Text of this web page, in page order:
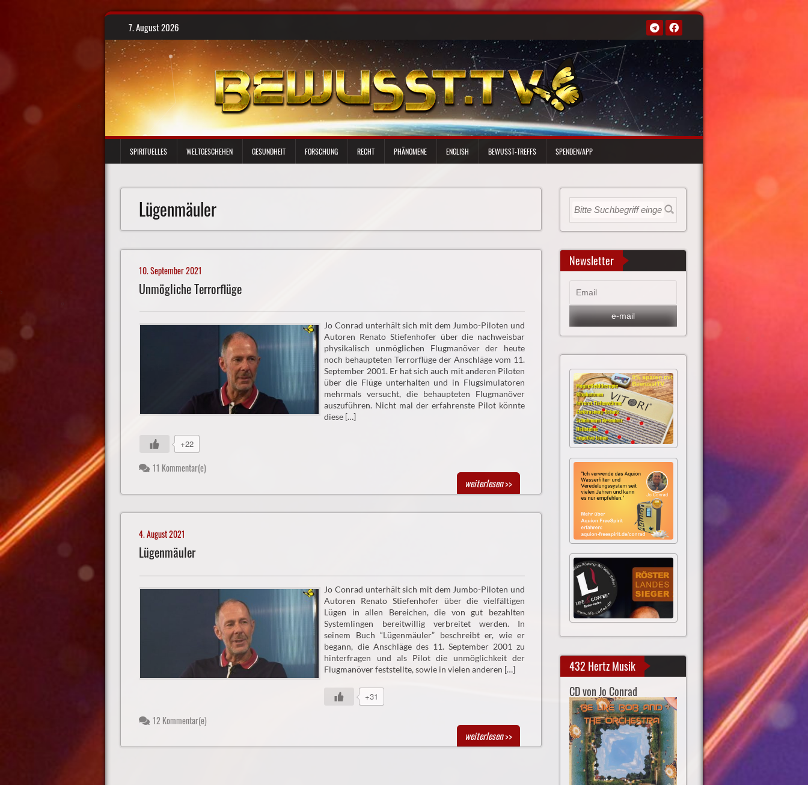
Skip
content
7. August 2026
SPIRITUELLES WELTGESCHEHEN GESUNDHEIT FORSCHUNG RECHT PHÄNOMENE ENGLISH BEWUSST-TREFFS SPENDEN/APP
Lügenmäuler
10. September 2021
Unmögliche Terrorflüge
Jo Conrad unterhält sich mit dem Jumbo-Piloten und
Autoren Renato Stiefenhofer über die nachweisbar
physikalisch unmöglichen Flugmanöver der heute
noch behaupteten Terrorflüge der Anschläge vom 11.
September 2001. Er hat sich auch mit anderen Piloten
über die Flüge unterhalten und in Flugsimulatoren
mehrmals versucht, die behaupteten Flugmanöver
auszuführen. Nicht mal der erfahrenste Pilot könnte
diese […]
+22
11 Kommentar(e)
weiterlesen>>
4. August 2021
Lügenmäuler
Jo Conrad unterhält sich mit dem Jumbo-Piloten und
Autoren Renato Stiefenhofer über die vielfältigen
Lügen in allen Bereichen, die von gut bezahlten
Systemlingen bereitwillig verbreitet werden. In
seinem Buch “Lügenmäuler” beschreibt er, wie er
begann, die Anschläge des 11. September 2001 zu
hinterfragen und als Pilot die unmöglichkeit der
Flugmanöver feststellte, sowie in vielen anderen […]
+31
12 Kommentar(e)
weiterlesen>>
Newsletter
432 Hertz Musik
CD von Jo Conrad